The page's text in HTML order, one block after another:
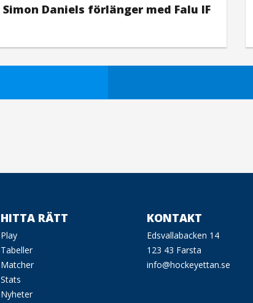
Simon Daniels förlänger med Falu IF
HITTA RÄTT
Play
Tabeller
Matcher
Stats
Nyheter
KONTAKT
Edsvallabacken 14
123 43 Farsta
info@hockeyettan.se